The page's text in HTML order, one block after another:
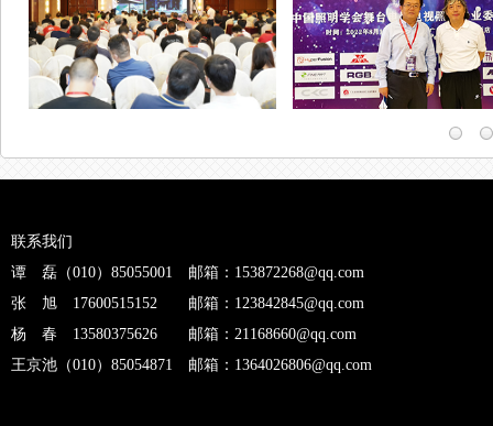
联系我们
谭 磊（010）85055001 邮箱：153872268@qq.com
张 旭 17600515152 邮箱：123842845@qq.com
杨 春 13580375626 邮箱：21168660@qq.com
王京池（010）85054871 邮箱：1364026806@qq.com